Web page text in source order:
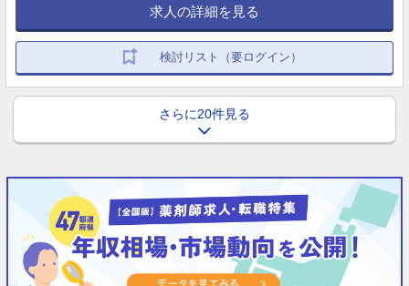
求人の詳細を見る
検討リスト（要ログイン）
さらに20件見る